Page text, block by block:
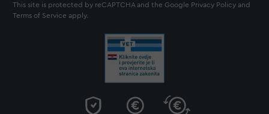
This site is protected by reCAPTCHA and the Google Privacy Policy and
Terms of Service apply.